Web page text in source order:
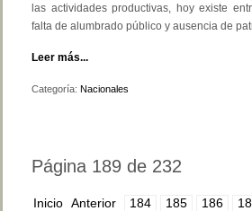
las actividades productivas, hoy existe
falta de alumbrado público y ausencia de
Leer más...
Categoría: Nacionales
Página 189 de 232
Inicio Anterior 184 185 186